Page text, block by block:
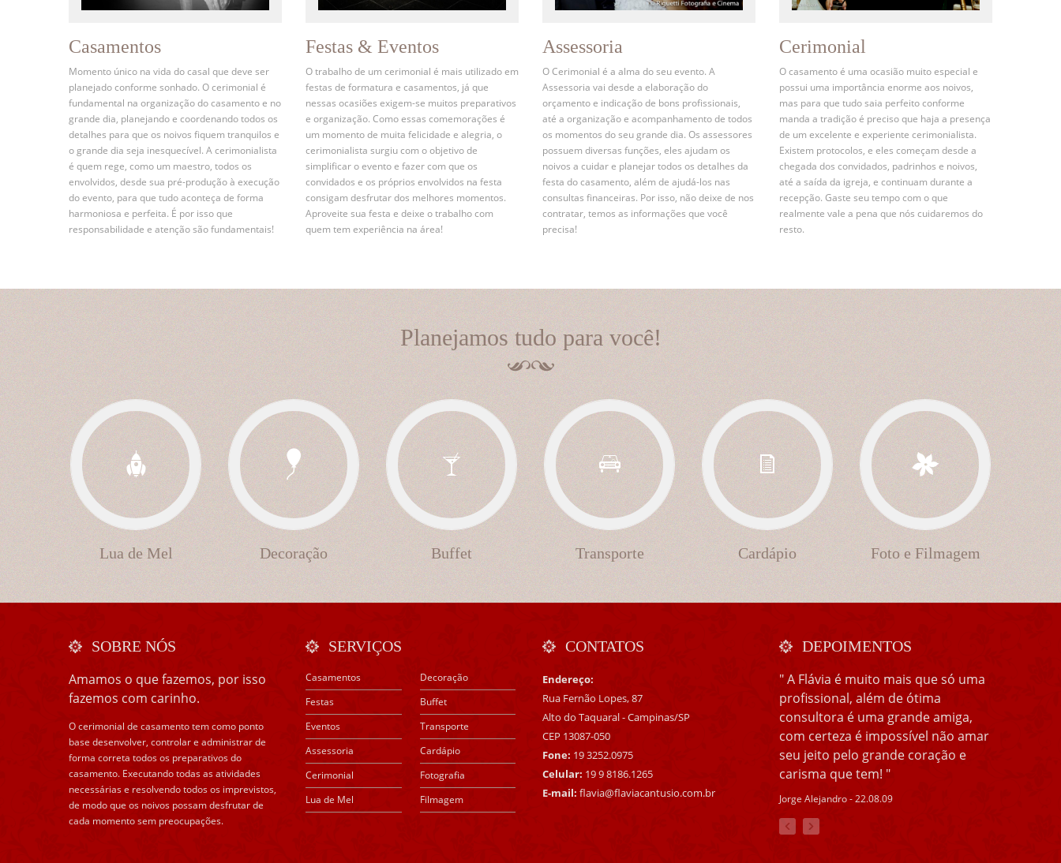
Casamentos
Momento único na vida do casal que deve ser
planejado conforme sonhado. O cerimonial é
fundamental na organização do casamento e no
grande dia, planejando e coordenando todos os
detalhes para que os noivos fiquem tranquilos e
o grande dia seja inesquecível. A cerimonialista
é quem rege, como um maestro, todos os
envolvidos, desde sua pré-produção à execução
do evento, para que tudo aconteça de forma
harmoniosa e perfeita. É por isso que
responsabilidade e atenção são fundamentais!
Festas & Eventos
O trabalho de um cerimonial é mais utilizado em
festas de formatura e casamentos, já que
nessas ocasiões exigem-se muitos preparativos
e organização. Como essas comemorações é
um momento de muita felicidade e alegria, o
cerimonialista surgiu com o objetivo de
simplificar o evento e fazer com que os
convidados e os próprios envolvidos na festa
consigam desfrutar dos melhores momentos.
Aproveite sua festa e deixe o trabalho com
quem tem experiência na área!
Assessoria
O Cerimonial é a alma do seu evento. A
Assessoria vai desde a elaboração do
orçamento e indicação de bons profissionais,
até a organização e acompanhamento de todos
os momentos do seu grande dia. Os assessores
possuem diversas funções, eles ajudam os
noivos a cuidar e planejar todos os detalhes da
festa do casamento, além de ajudá-los nas
consultas financeiras. Por isso, não deixe de nos
contratar, temos as informações que você
precisa!
Cerimonial
O casamento é uma ocasião muito especial e
possui uma importância enorme aos noivos,
mas para que tudo saia perfeito conforme
manda a tradição é preciso que haja a presença
de um excelente e experiente cerimonialista.
Existem protocolos, e eles começam desde a
chegada dos convidados, padrinhos e noivos,
até a saída da igreja, e continuam durante a
recepção. Gaste seu tempo com o que
realmente vale a pena que nós cuidaremos do
resto.
Planejamos tudo para você!
Lua de Mel Decoração Buffet Transporte Cardápio Foto e Filmagem
SOBRE NÓS
Amamos o que fazemos, por isso
fazemos com carinho.
O cerimonial de casamento tem como ponto
base desenvolver, controlar e administrar de
forma correta todos os preparativos do
casamento. Executando todas as atividades
necessárias e resolvendo todos os imprevistos,
de modo que os noivos possam desfrutar de
cada momento sem preocupações.
SERVIÇOS
Casamentos
Festas
Eventos
Assessoria
Cerimonial
Lua de Mel
Decoração
Buffet
Transporte
Cardápio
Fotografia
Filmagem
CONTATOS
Endereço:
Rua Fernão Lopes, 87
Alto do Taquaral - Campinas/SP
CEP 13087-050
Fone: 19 3252.0975
Celular: 19 9 8186.1265
E-mail: flavia@flaviacantusio.com.br
DEPOIMENTOS
" A Flávia é muito mais que só uma
profissional, além de ótima
consultora é uma grande amiga,
com certeza é impossível não amar
seu jeito pelo grande coração e
carisma que tem! "
Jorge Alejandro - 22.08.09